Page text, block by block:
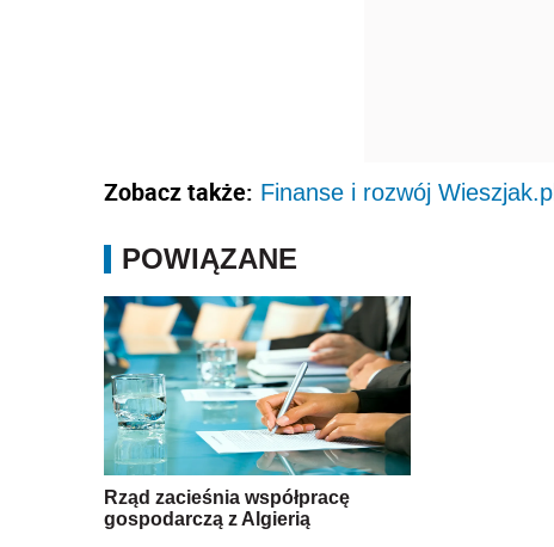
Zobacz także: Finanse i rozwój Wieszjak.pl
POWIĄZANE
Rząd zacieśnia współpracę
gospodarczą z Algierią